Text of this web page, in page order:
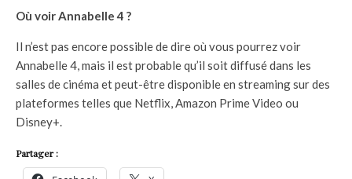
Où voir Annabelle 4 ?
Il n’est pas encore possible de dire où vous pourrez voir
Annabelle 4, mais il est probable qu’il soit diffusé dans les
salles de cinéma et peut-être disponible en streaming sur des
plateformes telles que Netflix, Amazon Prime Video ou
Disney+.
Partager :